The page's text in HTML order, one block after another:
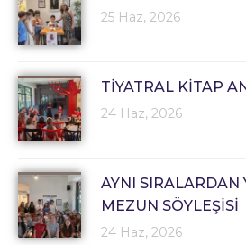
25 Haz, 2026
TİYATRAL KİTAP
24 Haz, 2026
AYNI SIRALARDAN
MEZUN SÖYLEŞİSİ
24 Haz, 2026